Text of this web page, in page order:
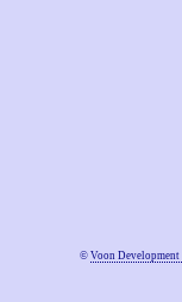
© Voon Development